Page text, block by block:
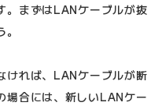
。まずはLANケーブルが抜
ければ、LANケーブルが断
場合には、新しいLANケー